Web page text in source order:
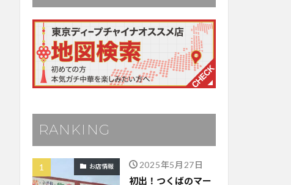
RANKING
お店情報 2025年5月27日
初出！つくばのマー